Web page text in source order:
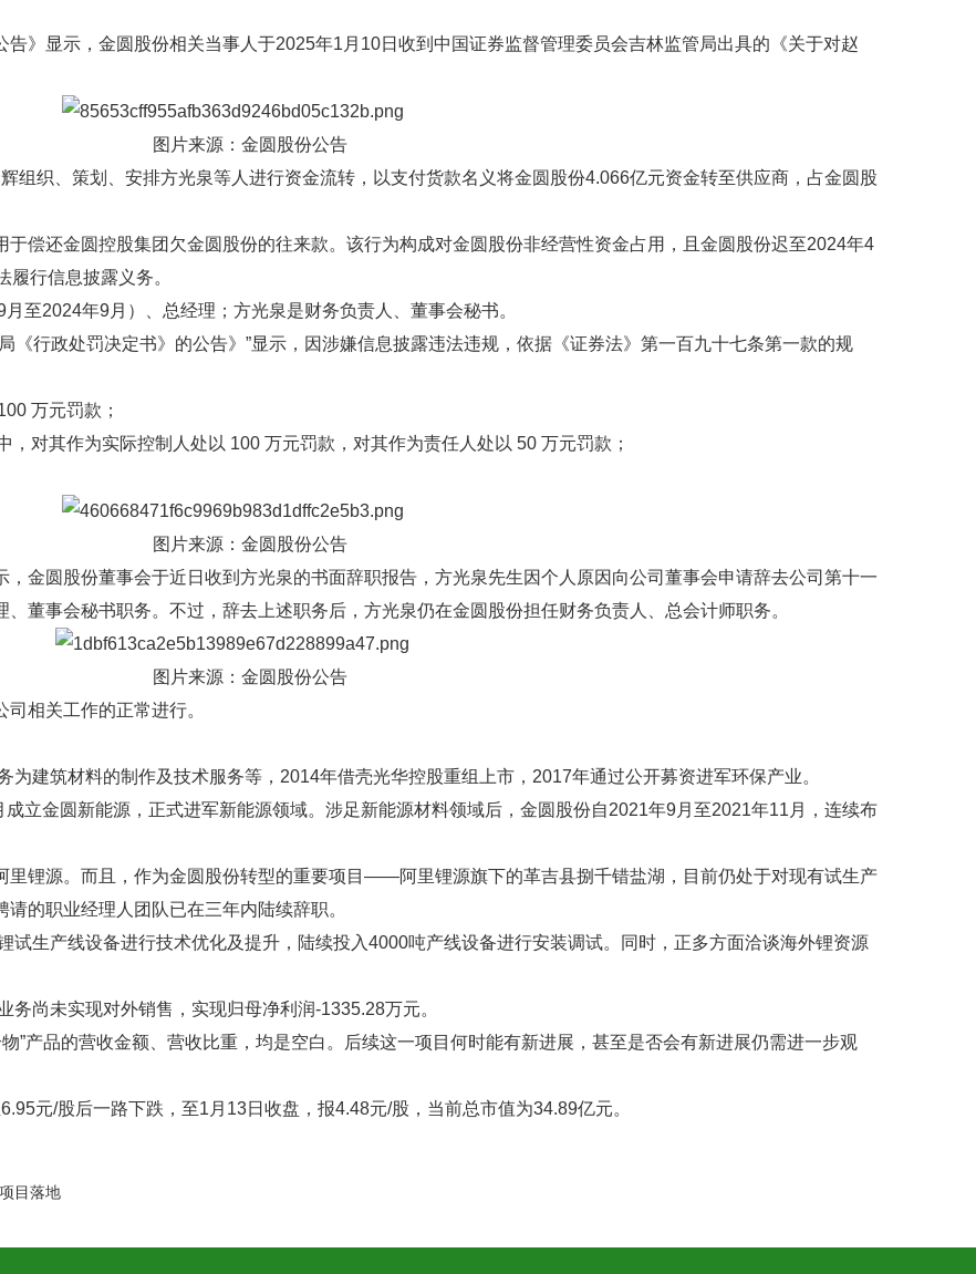
告》显示，金圆股份相关当事人于2025年1月10日收到中国证券监督管理委员会吉林监管局出具的《关于对赵
图片来源：金圆股份公告
组织、策划、安排方光泉等人进行资金流转，以支付货款名义将金圆股份4.066亿元资金转至供应商，占金圆股
偿还金圆控股集团欠金圆股份的往来款。该行为构成对金圆股份非经营性资金占用，且金圆股份迟至2024年4
行信息披露义务。
至2024年9月）、总经理；方光泉是财务负责人、董事会秘书。
《行政处罚决定书》的公告》”显示，因涉嫌信息披露违法违规，依据《证券法》第一百九十七条第一款的规
万元罚款；
对其作为实际控制人处以 100 万元罚款，对其作为责任人处以 50 万元罚款；
图片来源：金圆股份公告
，金圆股份董事会于近日收到方光泉的书面辞职报告，方光泉先生因个人原因向公司董事会申请辞去公司第十一
董事会秘书职务。不过，辞去上述职务后，方光泉仍在金圆股份担任财务负责人、总会计师职务。
图片来源：金圆股份公告
相关工作的正常进行。
建筑材料的制作及技术服务等，2014年借壳光华控股重组上市，2017年通过公开募资进军环保产业。
立金圆新能源，正式进军新能源领域。涉足新能源材料领域后，金圆股份自2021年9月至2021年11月，连续布
里锂源。而且，作为金圆股份转型的重要项目——阿里锂源旗下的革吉县捌千错盐湖，目前仍处于对现有试生产
的职业经理人团队已在三年内陆续辞职。
试生产线设备进行技术优化及提升，陆续投入4000吨产线设备进行安装调试。同时，正多方面洽谈海外锂资源
尚未实现对外销售，实现归母净利润-1335.28万元。
”产品的营收金额、营收比重，均是空白。后续这一项目何时能有新进展，甚至是否会有新进展仍需进一步观
元/股后一路下跌，至1月13日收盘，报4.48元/股，当前总市值为34.89亿元。
目落地